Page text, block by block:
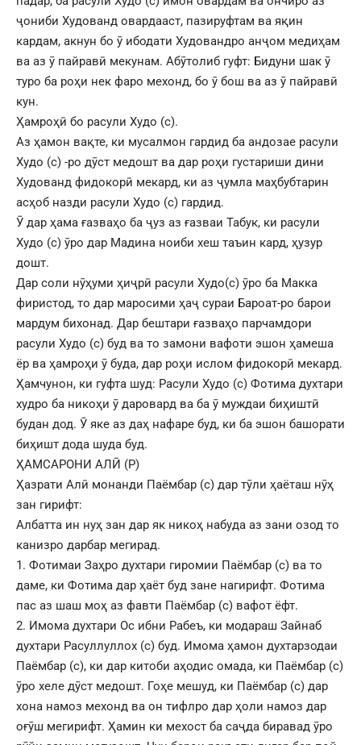
ҷониби Худованд овардааст, пазируфтам ва яқин
кардам, акнун бо ӯ ибодати Худовандро анҷом медиҳам
ва аз ӯ пайравӣ мекунам. Абӯтолиб гуфт: Бидуни шак ӯ
туро ба роҳи нек фаро мехонд, бо ӯ бош ва аз ӯ пайравӣ
кун.
Ҳамроҳӣ бо расули Худо (с).
Аз ҳамон вақте, ки мусалмон гардид ба андозае расули
Худо (с) -ро дӯст медошт ва дар роҳи густариши дини
Худованд фидокорӣ мекард, ки аз ҷумла маҳбубтарин
асҳоб назди расули Худо (с) гардид.
Ӯ дар ҳама ғазваҳо ба ҷуз аз ғазваи Табук, ки расули
Худо (с) ӯро дар Мадина ноиби хеш таъин кард, ҳузур
дошт.
Дар соли нӯҳуми ҳиҷрӣ расули Худо(с) ӯро ба Макка
фиристод, то дар маросими ҳаҷ сураи Бароат-ро барои
мардум бихонад. Дар бештари ғазваҳо парчамдори
расули Худо (с) буд ва то замони вафоти эшон ҳамеша
ёр ва ҳамроҳи ӯ буда, дар роҳи ислом фидокорӣ мекард.
Ҳамчунон, ки гуфта шуд: Расули Худо (с) Фотима духтари
худро ба никоҳи ӯ даровард ва ба ӯ муждаи биҳиштӣ
будан дод. Ӯ яке аз даҳ нафаре буд, ки ба эшон башорати
биҳишт дода шуда буд.
ҲАМСАРОНИ АЛӢ (Р)
Ҳазрати Алӣ монанди Паёмбар (с) дар тӯли ҳаёташ нӯҳ
зан гирифт:
Албатта ин нуҳ зан дар як никоҳ набуда аз зани озод то
канизро дарбар мегирад.
1. Фотимаи Заҳро духтари гиромии Паёмбар (с) ва то
даме, ки Фотима дар ҳаёт буд зане нагирифт. Фотима
пас аз шаш моҳ аз фавти Паёмбар (с) вафот ёфт.
2. Имома духтари Ос ибни Рабеъ, ки модараш Зайнаб
духтари Расуллуллох (с) буд. Имома ҳамон духтарзодаи
Паёмбар (с), ки дар китоби аҳодис омада, ки Паёмбар (с)
ӯро хеле дӯст медошт. Гоҳе мешуд, ки Паёмбар (с) дар
хона намоз мехонд ва он тифлро дар ҳоли намоз дар
оғӯш мегирифт. Ҳамин ки мехост ба саҷда биравад ӯро